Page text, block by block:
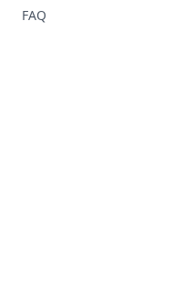
FAQ